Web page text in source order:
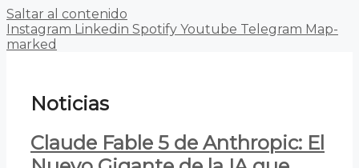
Saltar al contenido
Instagram Linkedin Spotify Youtube Telegram Map-
marked
Noticias
Claude Fable 5 de Anthropic: El